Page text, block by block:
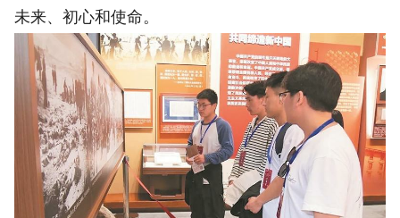
未来、初心和使命。